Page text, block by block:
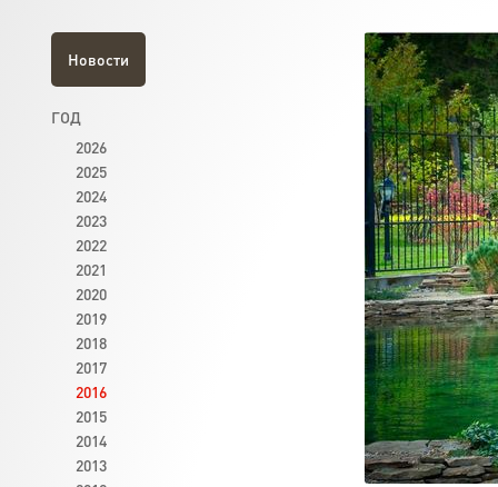
Новости
ГОД
2026
2025
2024
2023
2022
2021
2020
2019
2018
2017
2016
2015
2014
2013